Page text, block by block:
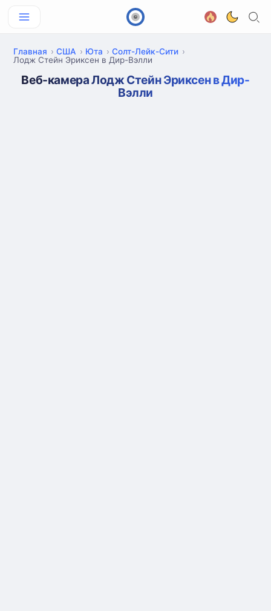
Главная США Юта
Солт-Лейк-Сити
Лодж Стейн Эриксен в Дир-Вэлли
Веб-камера Лодж Стейн Эриксен в Дир-
Вэлли